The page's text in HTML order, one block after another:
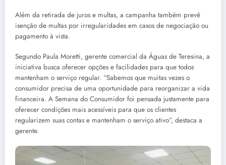
Além da retirada de juros e multas, a campanha também prevê
isenção de multas por irregularidades em casos de negociação ou
pagamento à vista.
Segundo Paula Moretti, gerente comercial da Águas de Teresina, a
iniciativa busca oferecer opções e facilidades para que todos
mantenham o serviço regular. “Sabemos que muitas vezes o
consumidor precisa de uma oportunidade para reorganizar a vida
financeira. A Semana do Consumidor foi pensada justamente para
oferecer condições mais acessíveis para que os clientes
regularizem suas contas e mantenham o serviço ativo”, destaca a
gerente.